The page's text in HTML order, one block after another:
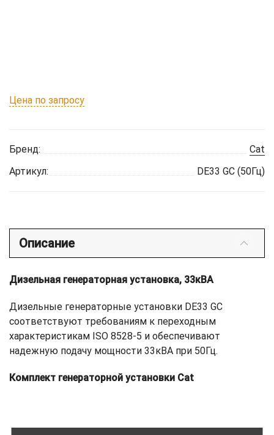
Цена по запросу
Бренд:
Cat
Артикул:
DE33 GC (50Гц)
Описание
Дизельная генераторная установка, 33кВА
Дизельные генераторные установки DE33 GC
соответствуют требованиям к переходным
характеристикам ISO 8528-5 и обеспечивают
надежную подачу мощности 33кВА при 50Гц.
Комплект генераторной установки Cat